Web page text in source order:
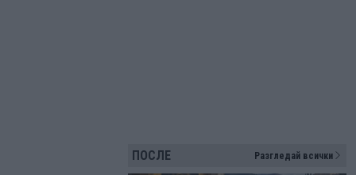
ПОСЛЕ Разгледай всички